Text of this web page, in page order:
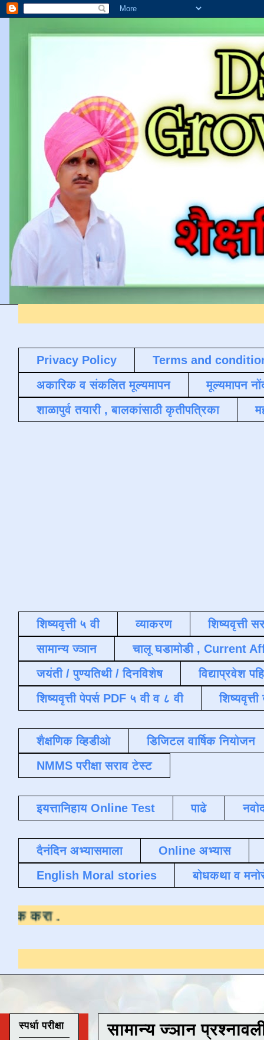
Privacy Policy
Terms and
अकारिक व संकलित मूल्यमापन
मूल्यमापन
शाळापुर्व तयारी , बालकांसाठी कृतीपत्रिका
शिष्यवृत्ती ५ वी व्याकरण
शिष्यवृत्ती
सामान्य ज्ञान
चालू घडामोडी , Current
जयंती / पुण्यतिथी / दिनविशेष
विद्याप्रवेश
शिष्यवृत्ती पेपर्स PDF ५ वी व ८ वी
शैक्षणिक व्हिडीओ
डिजिटल वार्षिक नियोजन
NMMS परीक्षा सराव टेस्ट
इयत्तानिहाय Online Test पाढे
दैनंदिन अभ्यासमाला
Online अभ्यास
English Moral stories
बोधकथा व
येथे क्लिक करा
सामान्य ज्ञान
स्पर्धा परीक्षा